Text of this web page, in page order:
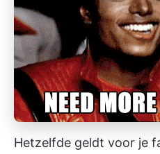
Hetzelfde geldt voor je